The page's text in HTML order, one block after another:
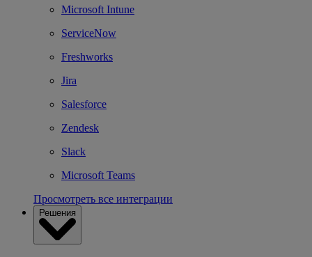
Microsoft Intune
ServiceNow
Freshworks
Jira
Salesforce
Zendesk
Slack
Microsoft Teams
Просмотреть все интеграции
Решения